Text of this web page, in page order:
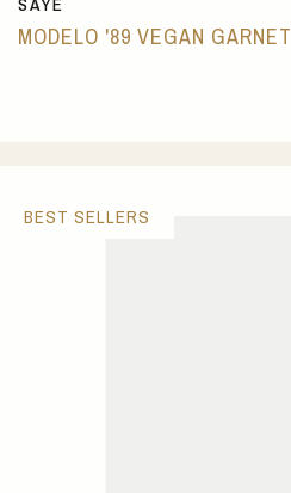
MODELO '89 VEGAN GARNET
BEST SELLERS